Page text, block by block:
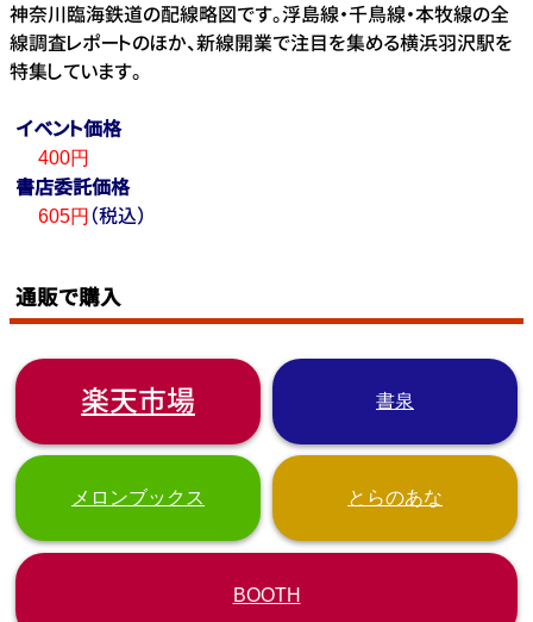
神奈川臨海鉄道の配線略図です。浮島線・千鳥線・本牧線の全
線調査レポートのほか、新線開業で注目を集める横浜羽沢駅を
特集しています。
イベント価格
400円
書店委託価格
605円 （税込）
通販で購入
楽天市場 書泉
メロンブックス とらのあな
BOOTH